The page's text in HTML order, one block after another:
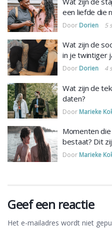
een liefde die
Door Dorien 5
Wat zijn de
in je twintiger
Door Dorien 4
Wat zijn de
daten?
Door Marieke
Momenten
bestaat? Dit
Door Marieke
Geef een reactie
Het e-mailadres wordt niet